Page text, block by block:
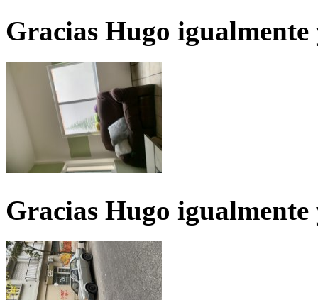
Gracias Hugo igualmente
Gracias Hugo igualmente